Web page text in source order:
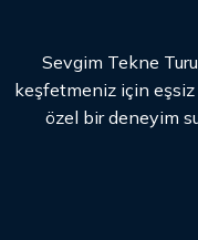
Sevgim Tekne
keşfetmeniz için eşsiz
özel bir deneyim